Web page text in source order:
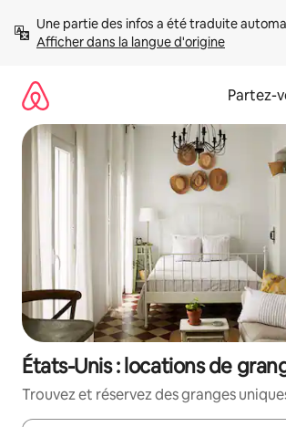
directement
Afficher dans la langue d'origine
Partez-
États-Unis : locations de
Trouvez et réservez des granges